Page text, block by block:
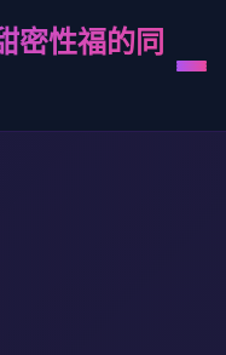
密性福的同